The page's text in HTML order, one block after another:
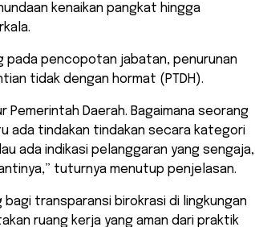
kenaikan pangkat hingga
pada pencopotan jabatan, penurunan
tidak dengan hormat (PTDH).
Pemerintah Daerah. Bagaimana seorang
ada tindakan tindakan secara kategori
ada indikasi pelanggaran yang sengaja,
tuturnya menutup penjelasan.
bagi transparansi birokrasi di lingkungan
ruang kerja yang aman dari praktik